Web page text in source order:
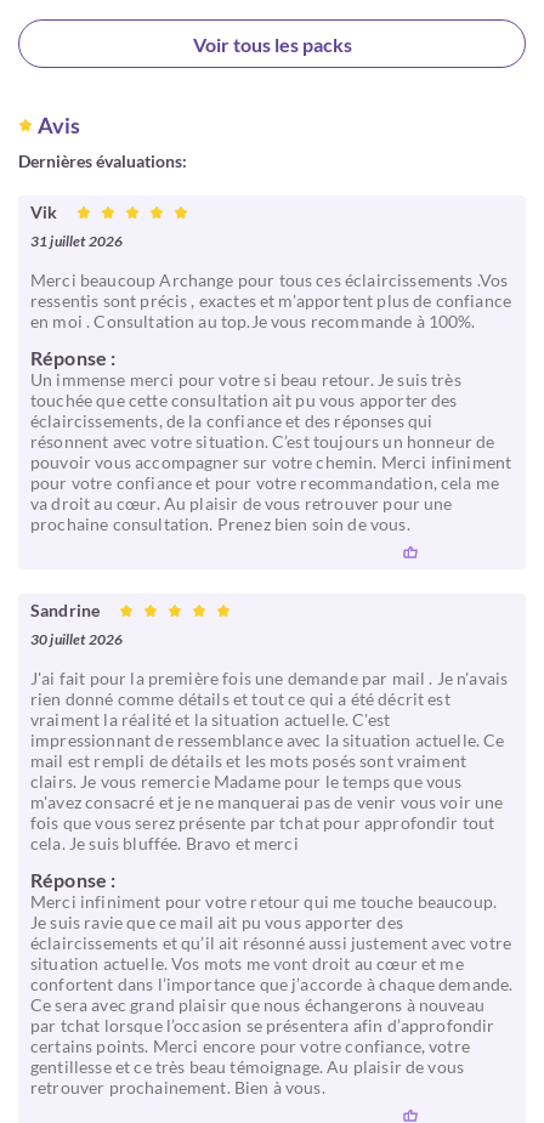
Choisir
Voir tous les packs
Avis
Dernières évaluations:
Vik
31 juillet 2026
Merci beaucoup Archange pour tous ces éclaircissements .Vos
ressentis sont précis , exactes et m'apportent plus de confiance
en moi . Consultation au top.Je vous recommande à 100%.
Réponse :
Un immense merci pour votre si beau retour. Je suis très
touchée que cette consultation ait pu vous apporter des
éclaircissements, de la confiance et des réponses qui
résonnent avec votre situation. C’est toujours un honneur de
pouvoir vous accompagner sur votre chemin. Merci infiniment
pour votre confiance et pour votre recommandation, cela me
va droit au cœur. Au plaisir de vous retrouver pour une
prochaine consultation. Prenez bien soin de vous.
Sandrine
30 juillet 2026
J'ai fait pour la première fois une demande par mail . Je n'avais
rien donné comme détails et tout ce qui a été décrit est
vraiment la réalité et la situation actuelle. C'est
impressionnant de ressemblance avec la situation actuelle. Ce
mail est rempli de détails et les mots posés sont vraiment
clairs. Je vous remercie Madame pour le temps que vous
m'avez consacré et je ne manquerai pas de venir vous voir une
fois que vous serez présente par tchat pour approfondir tout
cela. Je suis bluffée. Bravo et merci
Réponse :
Merci infiniment pour votre retour qui me touche beaucoup.
Je suis ravie que ce mail ait pu vous apporter des
éclaircissements et qu’il ait résonné aussi justement avec votre
situation actuelle. Vos mots me vont droit au cœur et me
confortent dans l’importance que j’accorde à chaque demande.
Ce sera avec grand plaisir que nous échangerons à nouveau
par tchat lorsque l’occasion se présentera afin d’approfondir
certains points. Merci encore pour votre confiance, votre
gentillesse et ce très beau témoignage. Au plaisir de vous
retrouver prochainement. Bien à vous.